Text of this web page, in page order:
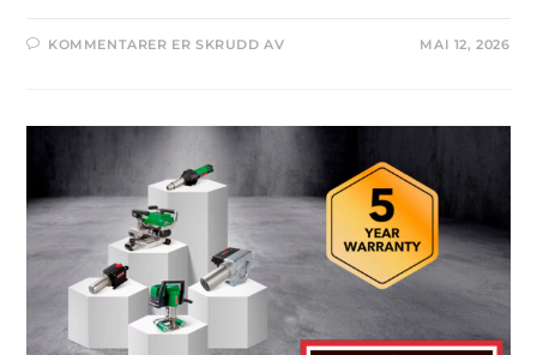
KOMMENTARER ER SKRUDD AV MAI 12, 2026